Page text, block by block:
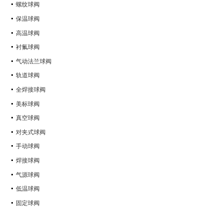
螺纹球阀
保温球阀
高温球阀
衬氟球阀
气动法兰球阀
轨道球阀
全焊接球阀
美标球阀
真空球阀
对夹式球阀
手动球阀
焊接球阀
气源球阀
低温球阀
固定球阀